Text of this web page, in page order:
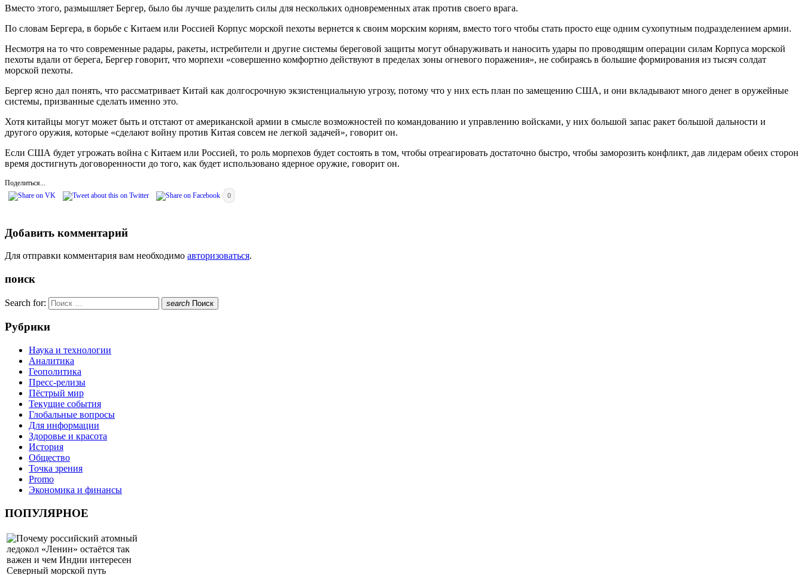
Вместо этого, размышляет Бергер, было бы лучше разделить силы для нескольких одновременных атак против своего врага.
По словам Бергера, в борьбе с Китаем или Россией Корпус морской пехоты вернется к своим морским корням, вместо того чтобы стать просто еще одним сухопутным подразделением армии.
Несмотря на то что современные радары, ракеты, истребители и другие системы береговой защиты могут обнаруживать и наносить удары по проводящим операции силам Корпуса морской
пехоты вдали от берега, Бергер говорит, что морпехи «совершенно комфортно действуют в пределах зоны огневого поражения», не собираясь в большие формирования из тысяч солдат
морской пехоты.
Бергер ясно дал понять, что рассматривает Китай как долгосрочную экзистенциальную угрозу, потому что у них есть план по замещению США, и они вкладывают много денег в оружейные
системы, призванные сделать именно это.
Хотя китайцы могут может быть и отстают от американской армии в смысле возможностей по командованию и управлению войсками, у них большой запас ракет большой дальности и
другого оружия, которые «сделают войну против Китая совсем не легкой задачей», говорит он.
Если США будет угрожать война с Китаем или Россией, то роль морпехов будет состоять в том, чтобы отреагировать достаточно быстро, чтобы заморозить конфликт, дав лидерам обеих сторон
время достигнуть договоренности до того, как будет использовано ядерное оружие, говорит он.
Поделиться...
0
Добавить комментарий
Для отправки комментария вам необходимо авторизоваться.
поиск
Search for: search Поиск
Рубрики
Наука и технологии
Аналитика
Геополитика
Пресс-релизы
Пёстрый мир
Текущие события
Глобальные вопросы
Для информации
Здоровье и красота
История
Общество
Точка зрения
Promo
Экономика и финансы
ПОПУЛЯРНОЕ